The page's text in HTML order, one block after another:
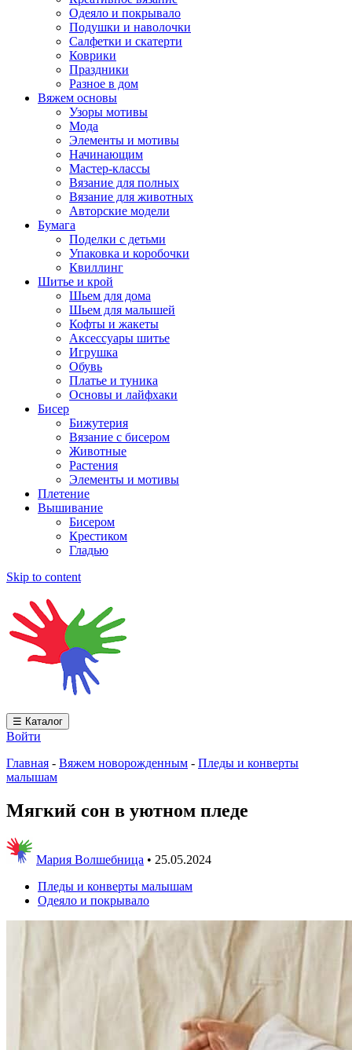
Одеяло и покрывало
Подушки и наволочки
Салфетки и скатерти
Коврики
Праздники
Разное в дом
Вяжем основы
Узоры мотивы
Мода
Элементы и мотивы
Начинающим
Мастер-классы
Вязание для полных
Вязание для животных
Авторские модели
Бумага
Поделки с детьми
Упаковка и коробочки
Квиллинг
Шитье и крой
Шьем для дома
Шьем для малышей
Кофты и жакеты
Аксессуары шитье
Игрушка
Обувь
Платье и туника
Основы и лайфхаки
Бисер
Бижутерия
Вязание с бисером
Животные
Растения
Элементы и мотивы
Плетение
Вышивание
Бисером
Крестиком
Гладью
Skip to content
☰ Каталог
Войти
Главная - Вяжем новорожденным - Пледы и конверты
малышам
Мягкий сон в уютном пледе
Мария Волшебница • 25.05.2024
Пледы и конверты малышам
Одеяло и покрывало